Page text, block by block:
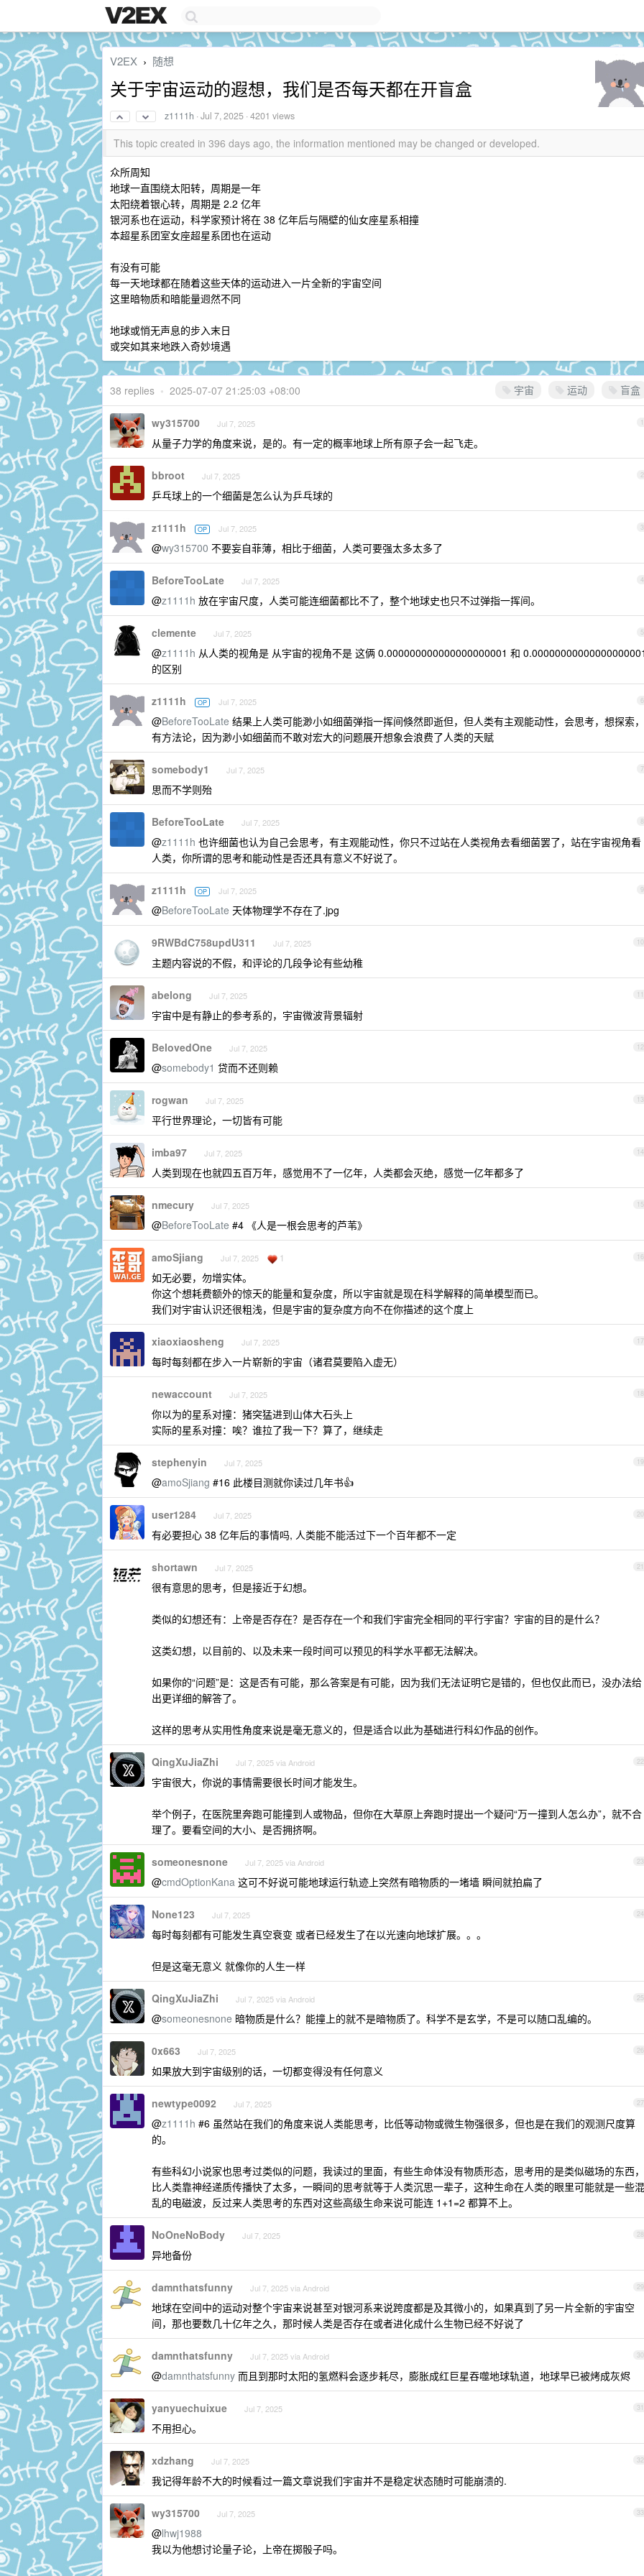
V2EX › 随想
关于宇宙运动的遐想，我们是否每天都在开盲盒
z1111h ·Jul 7, 2025 · 4201 views
This topic created in 396 days ago, the information mentioned may be changed or developed.
众所周知
地球一直围绕太阳转，周期是一年
太阳绕着银心转，周期是 2.2 亿年
银河系也在运动，科学家预计将在 38 亿年后与隔壁的仙女座星系相撞
本超星系团室女座超星系团也在运动
有没有可能
每一天地球都在随着这些天体的运动进入一片全新的宇宙空间
这里暗物质和暗能量迥然不同
地球或悄无声息的步入末日
或突如其来地跌入奇妙境遇
宇宙 运动 盲盒
38 replies • 2025-07-07 21:25:03 +08:00
1
wy315700 Jul 7, 2025
从量子力学的角度来说，是的。有一定的概率地球上所有原子会一起飞走。
2
bbroot Jul 7, 2025
乒乓球上的一个细菌是怎么认为乒乓球的
3
z1111h OP Jul 7, 2025
@wy315700 不要妄自菲薄，相比于细菌，人类可要强太多太多了
4
BeforeTooLate Jul 7, 2025
@z1111h 放在宇宙尺度，人类可能连细菌都比不了，整个地球史也只不过弹指一挥间。
5
clemente Jul 7, 2025
@z1111h 从人类的视角是 从宇宙的视角不是 这俩 0.000000000000000000001 和
的区别
6
z1111h OP Jul 7, 2025
@BeforeTooLate 结果上人类可能渺小如细菌弹指一挥间倏然即逝但，但人类有主观能动性，会思考，想探索，
有方法论，因为渺小如细菌而不敢对宏大的问题展开想象会浪费了人类的天赋
7
somebody1 Jul 7, 2025
思而不学则殆
8
BeforeTooLate Jul 7, 2025
@z1111h 也许细菌也认为自己会思考，有主观能动性，你只不过站在人类视角去看细菌罢了，站在宇宙视角看
人类，你所谓的思考和能动性是否还具有意义不好说了。
9
z1111h OP Jul 7, 2025
@BeforeTooLate 天体物理学不存在了.jpg
10
9RWBdC758updU311 Jul 7, 2025
主题内容说的不假，和评论的几段争论有些幼稚
11
abelong Jul 7, 2025
宇宙中是有静止的参考系的，宇宙微波背景辐射
12
BelovedOne Jul 7, 2025
@somebody1 贷而不还则赖
13
rogwan Jul 7, 2025
平行世界理论，一切皆有可能
14
imba97 Jul 7, 2025
人类到现在也就四五百万年，感觉用不了一亿年，人类都会灭绝，感觉一亿年都多了
15
nmecury Jul 7, 2025
@BeforeTooLate #4 《人是一根会思考的芦苇》
16
amoSjiang Jul 7, 2025 1
如无必要，勿增实体。
你这个想耗费额外的惊天的能量和复杂度，所以宇宙就是现在科学解释的简单模型而已。
我们对宇宙认识还很粗浅，但是宇宙的复杂度方向不在你描述的这个度上
17
xiaoxiaosheng Jul 7, 2025
每时每刻都在步入一片崭新的宇宙（诸君莫要陷入虚无）
18
newaccount Jul 7, 2025
你以为的星系对撞：猪突猛进到山体大石头上
实际的星系对撞：唉？谁拉了我一下？算了，继续走
19
stephenyin Jul 7, 2025
@amoSjiang #16 此楼目测就你读过几年书👍
20
user1284 Jul 7, 2025
有必要担心 38 亿年后的事情吗, 人类能不能活过下一个百年都不一定
21
shortawn Jul 7, 2025
很有意思的思考，但是接近于幻想。
类似的幻想还有：上帝是否存在？是否存在一个和我们宇宙完全相同的平行宇宙？宇宙的目的是什么？
这类幻想，以目前的、以及未来一段时间可以预见的科学水平都无法解决。
如果你的“问题”是：这是否有可能，那么答案是有可能，因为我们无法证明它是错的，但也仅此而已，没办法给
出更详细的解答了。
这样的思考从实用性角度来说是毫无意义的，但是适合以此为基础进行科幻作品的创作。
22
QingXuJiaZhi Jul 7, 2025 via Android
宇宙很大，你说的事情需要很长时间才能发生。
举个例子，在医院里奔跑可能撞到人或物品，但你在大草原上奔跑时提出一个疑问“万一撞到人怎么办”，就不合
理了。要看空间的大小、是否拥挤啊。
23
someonesnone Jul 7, 2025 via Android
@cmdOptionKana 这可不好说可能地球运行轨迹上突然有暗物质的一堵墙 瞬间就拍扁了
24
None123 Jul 7, 2025
每时每刻都有可能发生真空衰变 或者已经发生了在以光速向地球扩展。。。
但是这毫无意义 就像你的人生一样
25
QingXuJiaZhi Jul 7, 2025 via Android
@someonesnone 暗物质是什么？能撞上的就不是暗物质了。科学不是玄学，不是可以随口乱编的。
26
0x663 Jul 7, 2025
如果放大到宇宙级别的话，一切都变得没有任何意义
27
newtype0092 Jul 7, 2025
@z1111h #6 虽然站在我们的角度来说人类能思考，比低等动物或微生物强很多，但也是在我们的观测尺度算
的。
有些科幻小说家也思考过类似的问题，我读过的里面，有些生命体没有物质形态，思考用的是类似磁场的东西，
比人类靠神经递质传播快了太多，一瞬间的思考就等于人类沉思一辈子，这种生命在人类的眼里可能就是一些混
乱的电磁波，反过来人类思考的东西对这些高级生命来说可能连 1+1=2 都算不上。
28
NoOneNoBody Jul 7, 2025
异地备份
29
damnthatsfunny Jul 7, 2025 via Android
地球在空间中的运动对整个宇宙来说甚至对银河系来说跨度都是及其微小的，如果真到了另一片全新的宇宙空
间，那也要数几十亿年之久，那时候人类是否存在或者进化成什么生物已经不好说了
30
damnthatsfunny Jul 7, 2025 via Android
@damnthatsfunny 而且到那时太阳的氢燃料会逐步耗尽，膨胀成红巨星吞噬地球轨道，地球早已被烤成灰烬
31
yanyuechuixue Jul 7, 2025
不用担心。
32
xdzhang Jul 7, 2025
我记得年龄不大的时候看过一篇文章说我们宇宙并不是稳定状态随时可能崩溃的.
33
wy315700 Jul 7, 2025
@lhwj1988
我以为他想讨论量子论，上帝在掷骰子吗。